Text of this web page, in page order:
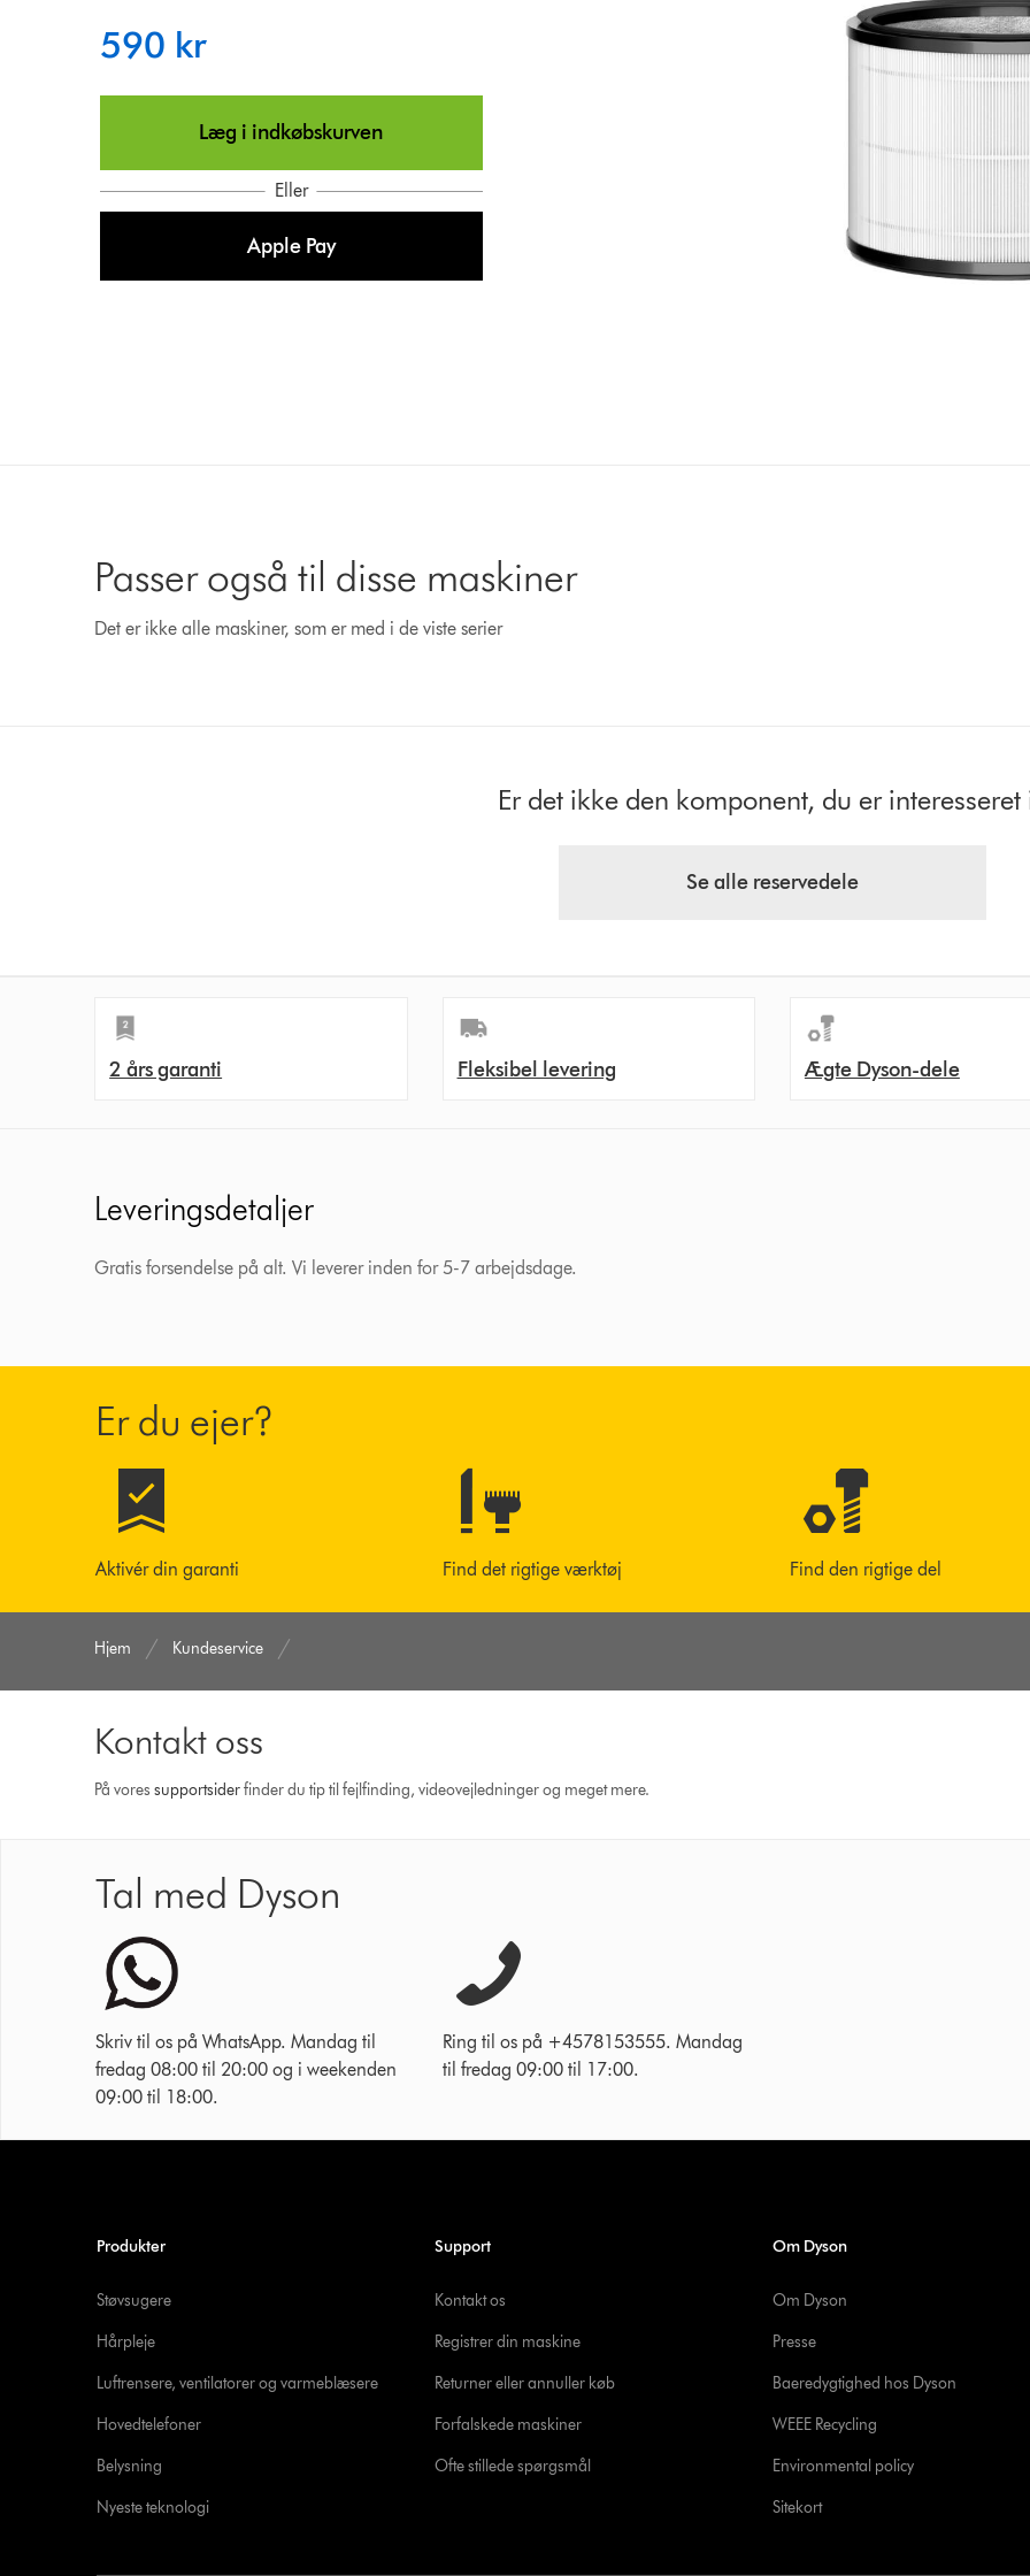
590 kr
Læg i indkøbskurven
Eller
Apple Pay
Passer også til disse maskiner
Det er ikke alle maskiner, som er med i de viste serier
Er det ikke den komponent, du er interesseret
Se alle reservedele
2 års garanti Fleksibel levering Ægte Dyson-dele
Leveringsdetaljer
Gratis forsendelse på alt. Vi leverer inden for 5-7 arbejdsdage.
Er du ejer?
Aktivér din garanti Find det rigtige værktøj Find den rigtige del
Hjem Kundeservice
Kontakt oss
På voressupport­siderfinder du tip til fejlfinding, video­vejledninger og meget mere.
Tal med Dyson
Skriv til os på WhatsApp. Mandag til
fredag 08:00 til 20:00 og i weekenden
09:00 til 18:00.
Ring til os på +4578153555. Mandag
til fredag 09:00 til 17:00.
Produkter
Støvsugere
Hårpleje
Luftrensere, ventilatorer og varmeblæsere
Hovedtelefoner
Belysning
Nyeste teknologi
Support
Kontakt os
Registrer din maskine
Returner eller annuller køb
Forfalskede maskiner
Ofte stillede spørgsmål
Om Dyson
Om Dyson
Presse
Baeredygtighed hos Dyson
WEEE Recycling
Environmental policy
Sitekort